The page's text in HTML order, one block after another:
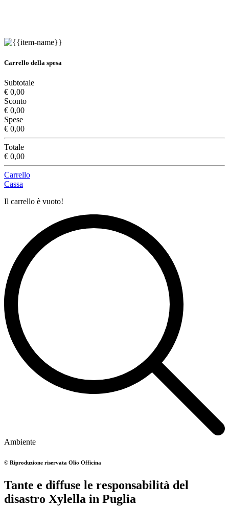
Carrello della spesa
Subtotale
€ 0,00
Sconto
€ 0,00
Spese
€ 0,00
Totale
€ 0,00
Carrello
Cassa
Il carrello è vuoto!
Ambiente
© Riproduzione riservata Olio Officina
Tante e diffuse le responsabilità del
disastro Xylella in Puglia